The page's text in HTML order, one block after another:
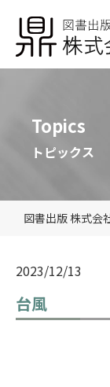
Topics
トピックス
図書出版 株式会
2023/12/13
台風